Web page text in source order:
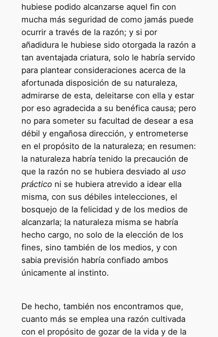
hubiese podido alcanzarse aquel fin con
mucha más seguridad de como jamás puede
ocurrir a través de la razón; y si por
añadidura le hubiese sido otorgada la razón a
tan aventajada criatura, solo le habría servido
para plantear consideraciones acerca de la
afortunada disposición de su naturaleza,
admirarse de esta, deleitarse con ella y estar
por eso agradecida a su benéfica causa; pero
no para someter su facultad de desear a esa
débil y engañosa dirección, y entrometerse
en el propósito de la naturaleza; en resumen:
la naturaleza habría tenido la precaución de
que la razón no se hubiera desviado al uso
prácticoni se hubiera atrevido a idear ella
misma, con sus débiles intelecciones, el
bosquejo de la felicidad y de los medios de
alcanzarla; la naturaleza misma se habría
hecho cargo, no solo de la elección de los
fines, sino también de los medios, y con
sabia previsión habría confiado ambos
únicamente al instinto.
De hecho, también nos encontramos que,
cuanto más se emplea una razón cultivada
con el propósito de gozar de la vida y de la